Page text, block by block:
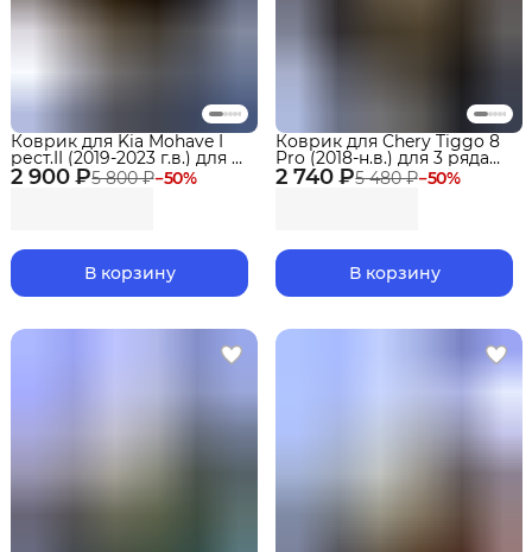
2 900 ₽5 800 ₽−50%
Коврик для Kia Mohave I
рест.II (2019-2023 г.в.) для 3
ряда сидений Premium
В корзину
2 740 ₽5 480 ₽−50%
Коврик для Chery Tiggo 8
Pro (2018-н.в.) для 3 ряда
сидений Premium
В корзину